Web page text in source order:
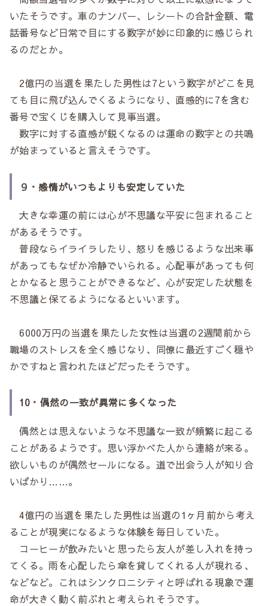
いたそうです。車のナンバー、レシートの合計金額、電
話番号など日常で目にする数字が妙に印象的に感じられ
るのだとか。
2億円の当選を果たした男性は7という数字がどこを見
ても目に飛び込んでくるようになり、直感的に7を含む
番号で宝くじを購入して見事当選。
数字に対する直感が鋭くなるのは運命の数字との共鳴
が始まっていると言えそうです。
９・感情がいつもよりも安定していた
大きな幸運の前には心が不思議な平安に包まれること
があるそうです。
普段ならイライラしたり、怒りを感じるような出来事
があってもなぜか冷静でいられる。心配事があっても何
とかなると思うことができるなど、心が安定した状態を
不思議と保てるようになるといいます。
6000万円の当選を果たした女性は当選の2週間前から
職場のストレスを全く感じなり、同僚に最近すごく穏や
かですねと言われたほどだったそうです。
10・偶然の一致が異常に多くなった
偶然とは思えないような不思議な一致が頻繁に起こる
ことがあるようです。思い浮かべた人から連絡が来る。
欲しいものが偶然セールになる。道で出会う人が知り合
いばかり……。
4億円の当選を果たした男性は当選の1ヶ月前から考え
ることが現実になるような体験を毎日していた。
コーヒーが飲みたいと思ったら友人が差し入れを持っ
てくる。雨を心配したら傘を貸してくれる人が現れる、
などなど。これはシンクロニシティと呼ばれる現象で運
命が大きく動く前ぶれと考えられそうです。